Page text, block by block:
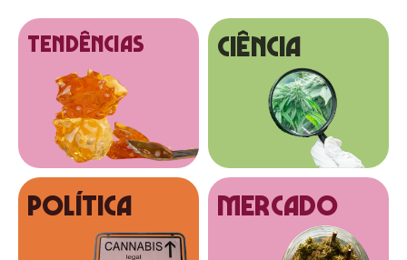
tendências Ciência
Política MERCADO